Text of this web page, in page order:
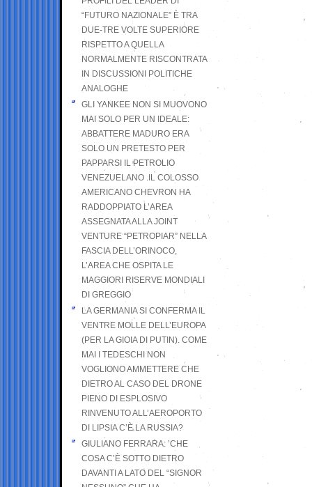
“FUTURO NAZIONALE” È TRA
DUE-TRE VOLTE SUPERIORE
RISPETTO A QUELLA
NORMALMENTE RISCONTRATA
IN DISCUSSIONI POLITICHE
ANALOGHE
GLI YANKEE NON SI MUOVONO
MAI SOLO PER UN IDEALE:
ABBATTERE MADURO ERA
SOLO UN PRETESTO PER
PAPPARSI IL PETROLIO
VENEZUELANO .IL COLOSSO
AMERICANO CHEVRON HA
RADDOPPIATO L’AREA
ASSEGNATA ALLA JOINT
VENTURE “PETROPIAR” NELLA
FASCIA DELL’ORINOCO,
L’AREA CHE OSPITA LE
MAGGIORI RISERVE MONDIALI
DI GREGGIO
LA GERMANIA SI CONFERMA IL
VENTRE MOLLE DELL’EUROPA
(PER LA GIOIA DI PUTIN). COME
MAI I TEDESCHI NON
VOGLIONO AMMETTERE CHE
DIETRO AL CASO DEL DRONE
PIENO DI ESPLOSIVO
RINVENUTO ALL’AEROPORTO
DI LIPSIA C’È LA RUSSIA?
GIULIANO FERRARA: ’CHE
COSA C’È SOTTO DIETRO
DAVANTI A LATO DEL “SIGNOR